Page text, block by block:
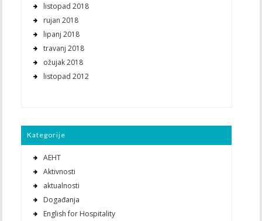
listopad 2018
rujan 2018
lipanj 2018
travanj 2018
ožujak 2018
listopad 2012
Kategorije
AEHT
Aktivnosti
aktualnosti
Događanja
English for Hospitality